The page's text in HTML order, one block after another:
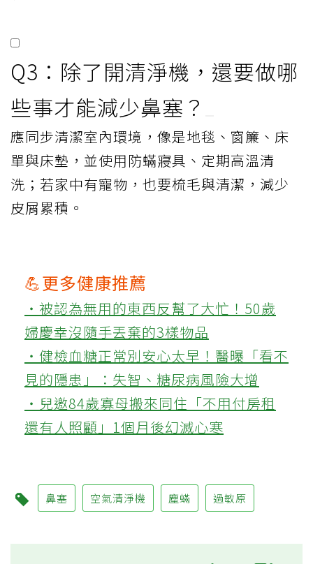
Q3：除了開清淨機，還要做哪
些事才能減少鼻塞？
應同步清潔室內環境，像是地毯、窗簾、床
單與床墊，並使用防蟎寢具、定期高溫清
洗；若家中有寵物，也要梳毛與清潔，減少
皮屑累積。
💪更多健康推薦
‧被認為無用的東西反幫了大忙！50歲
婦慶幸沒隨手丟棄的3樣物品
‧健檢血糖正常別安心太早！醫曝「看不
見的隱患」：失智、糖尿病風險大增
‧兒邀84歲寡母搬來同住「不用付房租
還有人照顧」1個月後幻滅心寒
鼻塞 空氣清淨機 塵蟎 過敏原